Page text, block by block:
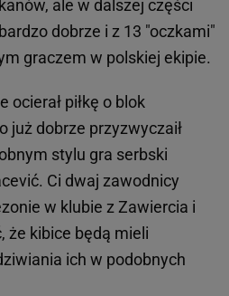
ale w dalszej części
dobrze i z 13 "oczkami"
graczem w polskiej ekipie.
ocierał piłkę o blok
już dobrze przyzwyczaił
stylu gra serbski
Ci dwaj zawodnicy
w klubie z Zawiercia i
że kibice będą mieli
ich w podobnych